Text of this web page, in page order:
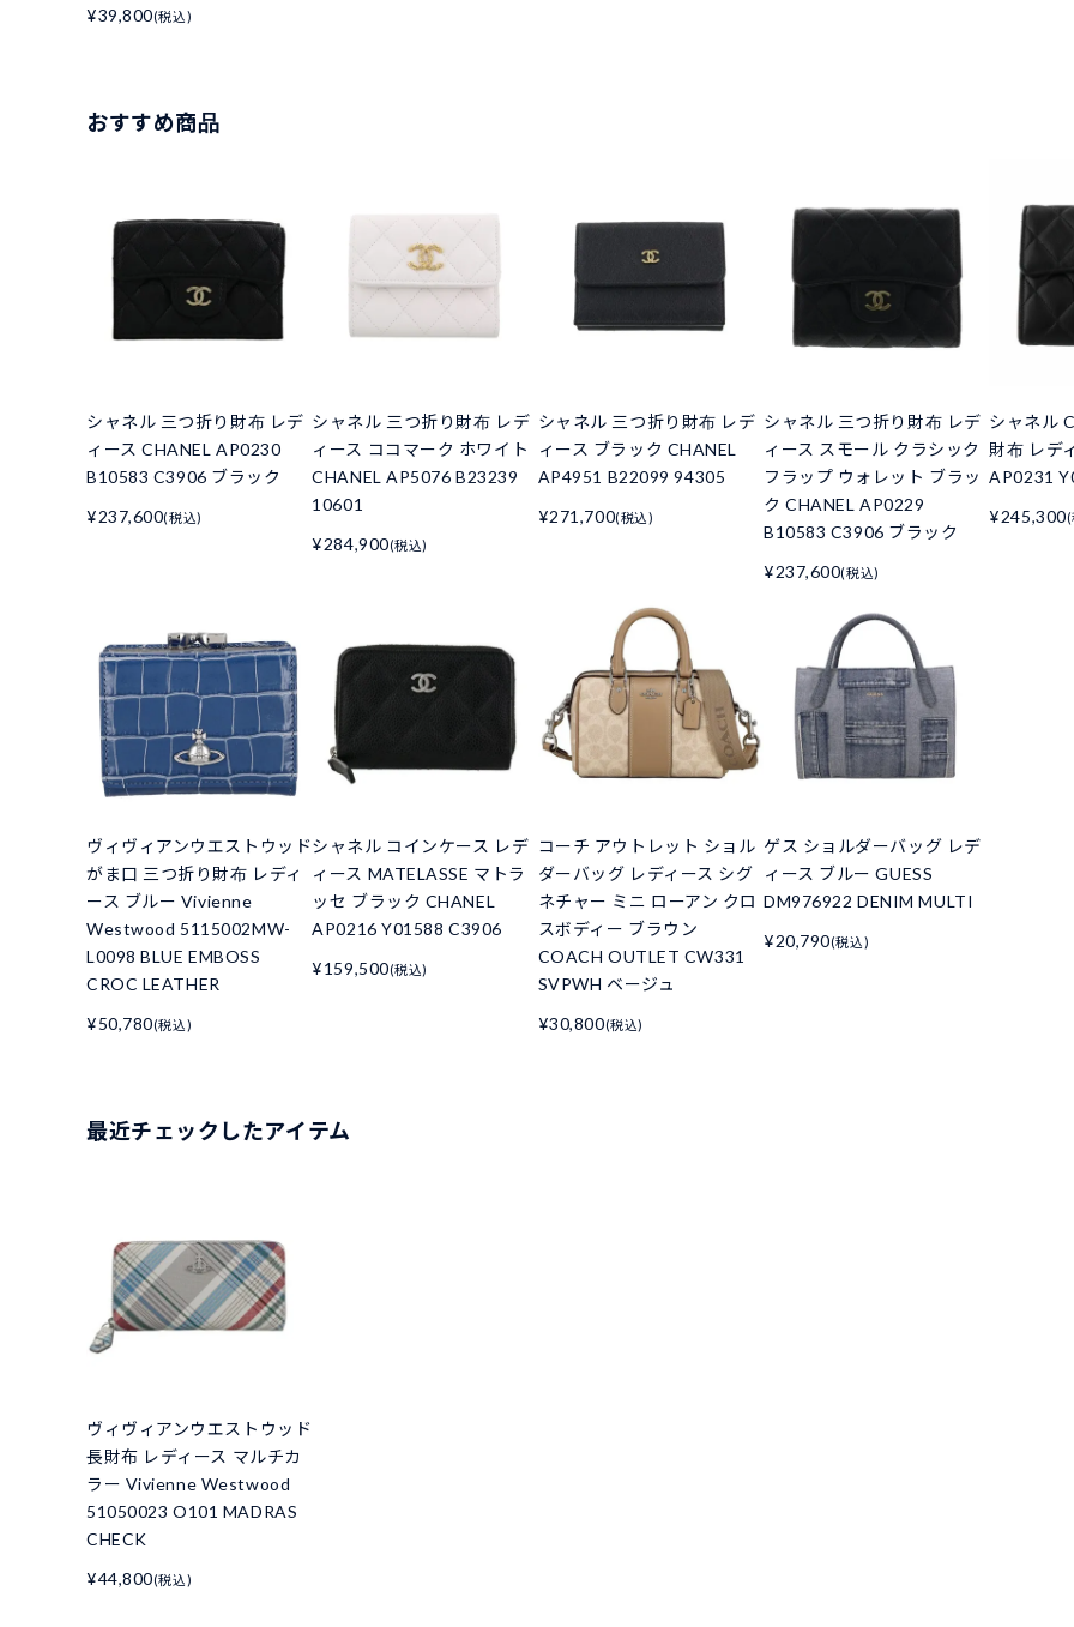
¥39,800(税込)
おすすめ商品
シャネル 三つ折り財布 レデ
ィース CHANEL AP0230
B10583 C3906 ブラック
¥237,600(税込)
シャネル 三つ折り財布 レデ
ィース ココマーク ホワイト
CHANEL AP5076 B23239
10601
¥284,900(税込)
シャネル 三つ折り財布 レデ
ィース ブラック CHANEL
AP4951 B22099 94305
¥271,700(税込)
シャネル 三つ折り財布 レデ
ィース スモール クラシック
フラップ ウォレット ブラッ
ク CHANEL AP0229
B10583 C3906 ブラック
¥237,600(税込)
シャネル
財布 レデ
AP0231
¥245,300
ヴィヴィアンウエストウッド
がま口 三つ折り財布 レディ
ース ブルー Vivienne
Westwood 5115002MW-
L0098 BLUE EMBOSS
CROC LEATHER
¥50,780(税込)
シャネル コインケース レデ
ィース MATELASSE マトラ
ッセ ブラック CHANEL
AP0216 Y01588 C3906
¥159,500(税込)
コーチ アウトレット ショル
ダーバッグ レディース シグ
ネチャー ミニ ローアン クロ
スボディー ブラウン
COACH OUTLET CW331
SVPWH ベージュ
¥30,800(税込)
ゲス ショルダーバッグ レデ
ィース ブルー GUESS
DM976922 DENIM MULTI
¥20,790(税込)
最近チェックしたアイテム
ヴィヴィアンウエストウッド
長財布 レディース マルチカ
ラー Vivienne Westwood
51050023 O101 MADRAS
CHECK
¥44,800(税込)